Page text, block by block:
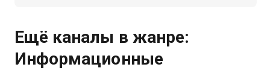
Ещё каналы в жанре:
Информационные